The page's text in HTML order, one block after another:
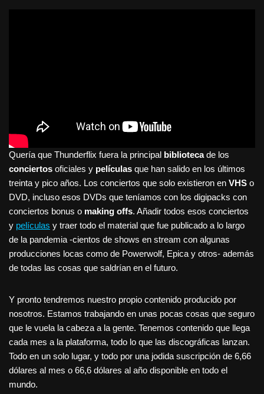
Quería que Thunderflix fuera la principal bibliotecade los
conciertos oficiales y películas que han salido en los últimos
treinta y pico años. Los conciertos que solo existieron en VHS o
DVD, incluso esos DVDs que teníamos con los digipacks con
conciertos bonus o making offs. Añadir todos esos conciertos
y películas y traer todo el material que fue publicado a lo largo
de la pandemia -cientos de shows en stream con algunas
producciones locas como de Powerwolf, Epica y otros- además
de todas las cosas que saldrían en el futuro.
Y pronto tendremos nuestro propio contenido producido por
nosotros. Estamos trabajando en unas pocas cosas que seguro
que le vuela la cabeza a la gente. Tenemos contenido que llega
cada mes a la plataforma, todo lo que las discográficas lanzan.
Todo en un solo lugar, y todo por una jodida suscripción de 6,66
dólares al mes o 66,6 dólares al año disponible en todo el
mundo.